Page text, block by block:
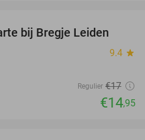
bij Bregje Leiden
9.4 star
Regulier €17
€14,95